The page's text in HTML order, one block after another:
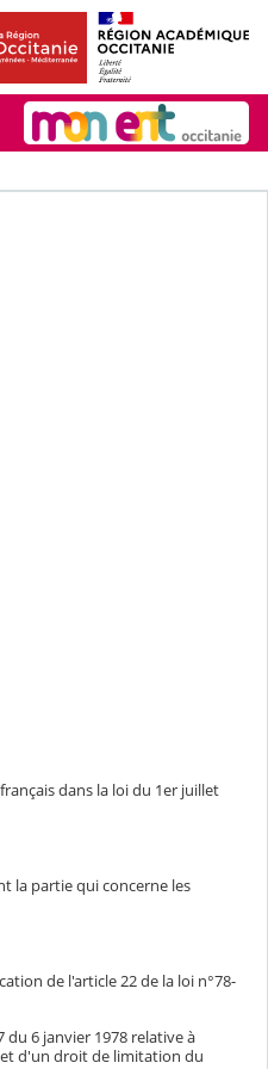
dans la loi du 1er juillet
la partie qui concerne les
de l'article 22 de la loi n°78-
du 6 janvier 1978 relative à
d'un droit de limitation du